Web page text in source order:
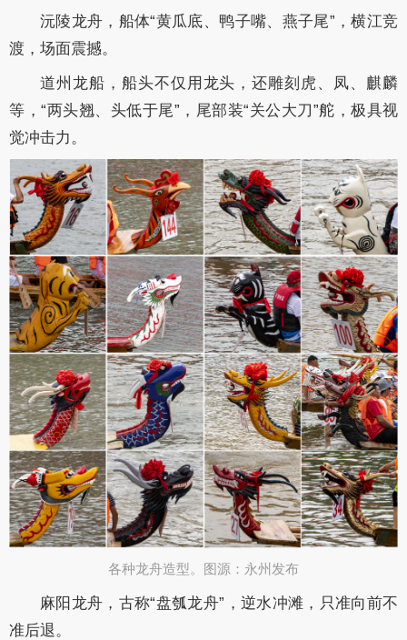
沅陵龙舟，船体“黄瓜底、鸭子嘴、燕子尾”，横江竞
渡，场面震撼。
道州龙船，船头不仅用龙头，还雕刻虎、凤、麒麟
等，“两头翘、头低于尾”，尾部装“关公大刀”舵，极具视
觉冲击力。
各种龙舟造型。图源：永州发布​
麻阳龙舟，古称“盘瓠龙舟”，逆水冲滩，只准向前不
准后退。